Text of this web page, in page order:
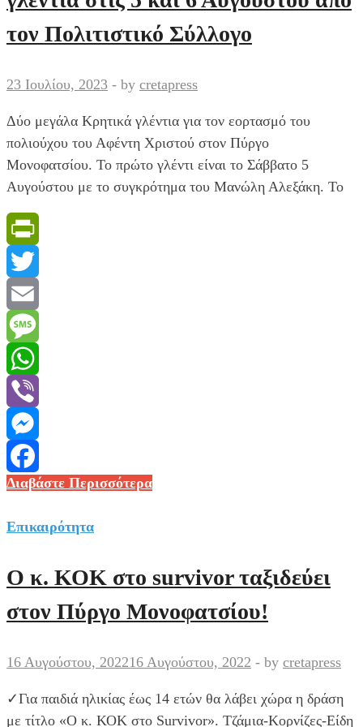
Πύργο
Μονοφατσίου
τον Πολιτιστικό Σύλλογο
23 Ιουλίου, 2023 - by cretapress
Δύο μεγάλα Κρητικά γλέντια για τον εορτασμό του
πολιούχου του Αφέντη Χριστού στον Πύργο
Μονοφατσίου. Το πρώτο γλέντι είναι το Σάββατο 5
Αυγούστου με το συγκρότημα του Μανώλη Αλεξάκη. Το
PrintFriendly
Twitter
Email
Message
WhatsApp
Viber
Messenger
Facebook
Πύργος
Δύο
γλέντια
στις
5
6
από
τον
Διαβάστε Περισσότερα
Επικαιρότητα
Ο κ. ΚΟΚ στο survivor ταξιδεύει
στον Πύργο Μονοφατσίου!
16 Αυγούστου, 202216 Αυγούστου, 2022 - by cretapress
✓Για παιδιά ηλικίας έως 14 ετών θα λάβει χώρα η δράση
με τίτλο «Ο κ. ΚΟΚ στο Survivor». Τζάμια-Κορνίζες-Είδη